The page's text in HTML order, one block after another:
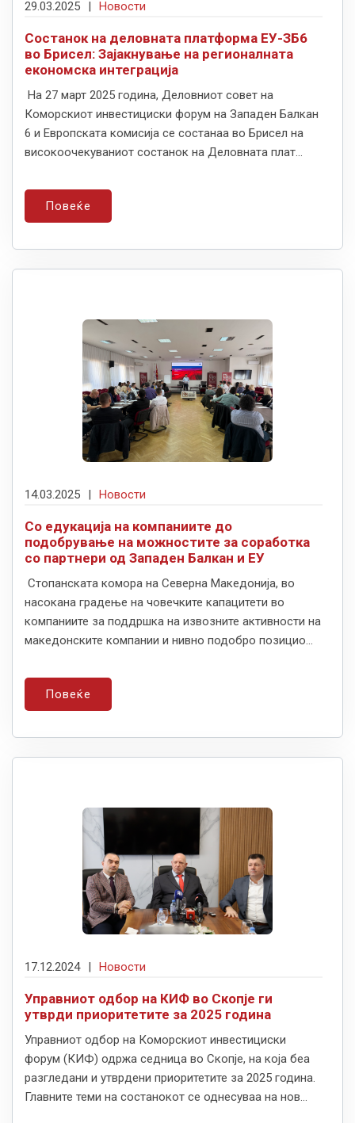
29.03.2025 | Новости
Состанок на деловната платформа ЕУ-ЗБ6
во Брисел: Зајакнување на регионалната
економска интеграција
На 27 март 2025 година, Деловниот совет на
Коморскиот инвестициски форум на Западен Балкан
6 и Европската комисија се состанаа во Брисел на
високоочекуваниот состанок на Деловната плат...
Повеќе
14.03.2025 | Новости
Со едукација на компаниите до
подобрување на можностите за соработка
со партнери од Западен Балкан и ЕУ
Стопанската комора на Северна Македонија, во
насокана градење на човечките капацитети во
компаниите за поддршка на извозните активности на
македонските компании и нивно подобро позицио...
Повеќе
17.12.2024 | Новости
Управниот одбор на КИФ во Скопје ги
утврди приоритетите за 2025 година
Управниот одбор на Коморскиот инвестициски
форум (КИФ) одржа седница во Скопје, на која беа
разгледани и утврдени приоритетите за 2025 година.
Главните теми на состанокот се однесуваа на нов...